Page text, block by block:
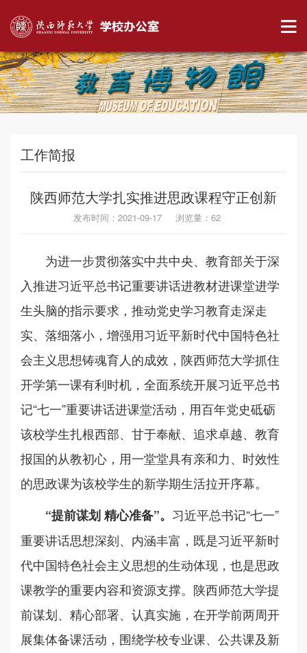
工作简报
陕西师范大学扎实推进思政课程守正创新
发布时间：2021-09-17 浏览量： 62
为进一步贯彻落实中共中央、教育部关于深
入推进习近平总书记重要讲话进教材进课堂进学
生头脑的指示要求，推动党史学习教育走深走
实、落细落小，增强用习近平新时代中国特色社
会主义思想铸魂育人的成效，陕西师范大学抓住
开学第一课有利时机，全面系统开展习近平总书
记“七一”重要讲话进课堂活动，用百年党史砥砺
该校学生扎根西部、甘于奉献、追求卓越、教育
报国的从教初心，用一堂堂具有亲和力、时效性
的思政课为该校学生的新学期生活拉开序幕。
“提前谋划 精心准备”。 习近平总书记“七一”
重要讲话思想深刻、内涵丰富，既是习近平新时
代中国特色社会主义思想的生动体现，也是思政
课教学的重要内容和资源支撑。陕西师范大学提
前谋划、精心部署、认真实施，在开学前两周开
展集体备课活动，围绕学校专业课、公共课及新